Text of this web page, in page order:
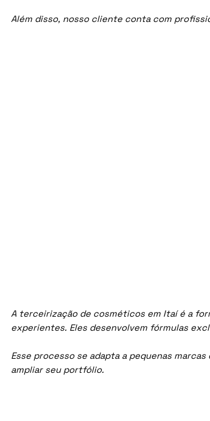
Além disso, nosso cliente conta com
A terceirização de cosméticos em Itaí é a
experientes. Eles desenvolvem fórmulas
Esse processo se adapta a pequenas
ampliar seu portfólio.